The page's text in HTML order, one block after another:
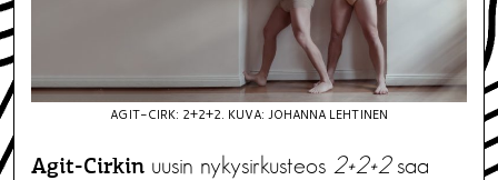
AGIT-CIRK: 2+2+2. KUVA: JOHANNA LEHTINEN
Agit-Cirkin uusin nykysirkusteos 2+2+2saa